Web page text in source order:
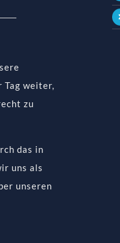
Tag weiter,
zu
das in
uns als
unseren